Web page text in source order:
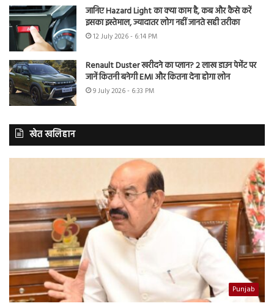
जानिए Hazard Light का क्या काम है, कब और कैसे करें
इसका इस्तेमाल, ज्यादातर लोग नहीं जानते सही तरीका
12 July 2026 - 6:14 PM
Renault Duster खरीदने का प्लान? 2 लाख डाउन पेमेंट पर
जानें कितनी बनेगी EMI और कितना देना होगा लोन
9 July 2026 - 6:33 PM
खेत खलिहान
Punjab